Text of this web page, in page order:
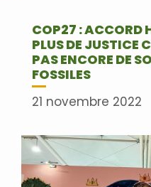
COP27 : ACCORD
PLUS DE JUSTICE
PAS ENCORE DE
FOSSILES
21 novembre 2022